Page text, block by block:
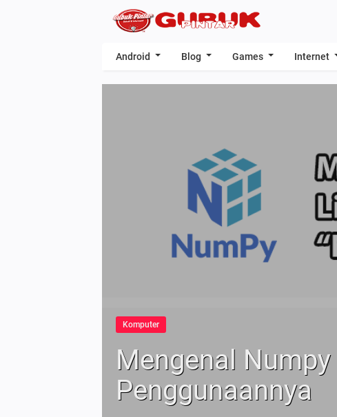
Android Blog Games Internet
Komputer
Mengenal
Penggunaannya